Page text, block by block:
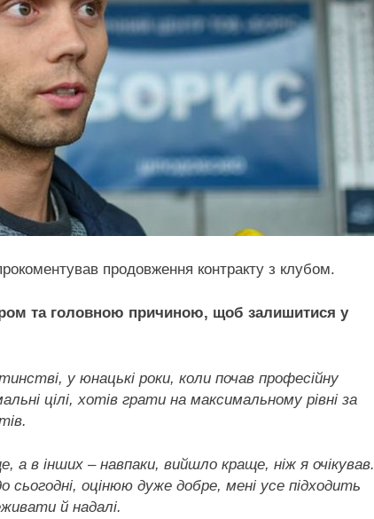
продовження контракту з клубом.
та головною причиною, щоб залишитися у
у юнацькі роки, коли почав професійну
цілі, хотів грати на максимальному рівні за
в інших – навпаки, вийшло краще, ніж я очікував.
сьогодні, оцінюю дуже добре, мені усе підходить
й надалі.